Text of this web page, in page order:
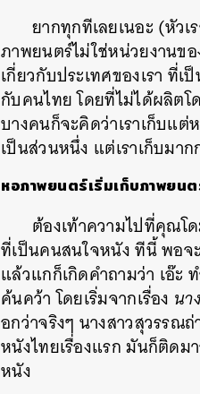
ยากทุกทีเลยเนอะ (หัว
ภาพยนตร์ไม่ใช่หน่วยงานข
เกี่ยวกับประเทศของเรา ที่
กับคนไทย โดยที่ไม่ได้ผลิต
บางคนก็จะคิดว่าเราเก็บแต่
เป็นส่วนหนึ่ง แต่เราเก็บมา
หอภาพยนตร์เริ่มเก็บภาพยน
ต้องเท้าความไปที่คุณ
ที่เป็นคนสนใจหนัง ทีนี้ พอจ
แล้วแกก็เกิดคำถามว่า เอ๊ะ
ค้นคว้า โดยเริ่มจากเรื่อง นา
อกว่าจริงๆ นางสาวสุวรรณ
หนังไทยเรื่องแรก มันก็ติด
หนัง